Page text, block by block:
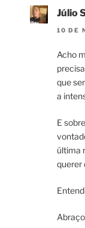
Júlio
10 DE
Acho
que
a
E
última
querer